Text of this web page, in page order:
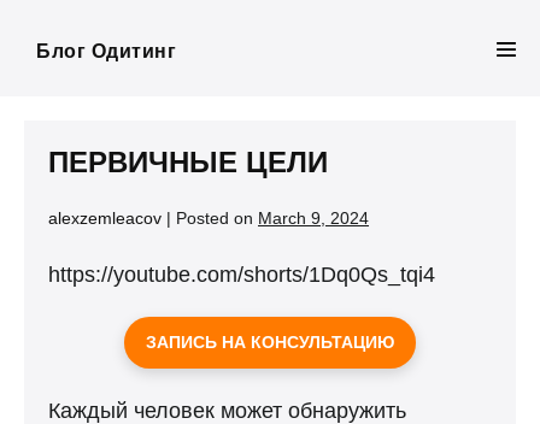
Блог Одитинг
ПЕРВИЧНЫЕ ЦЕЛИ
alexzemleacov | Posted on March 9, 2024
https://youtube.com/shorts/1Dq0Qs_tqi4
ЗАПИСЬ НА КОНСУЛЬТАЦИЮ
Каждый человек может обнаружить